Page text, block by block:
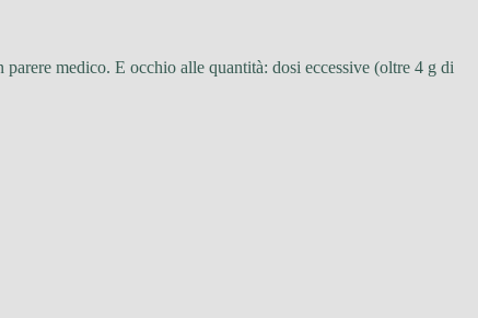
parere medico. E occhio alle quantità: dosi eccessive (oltre 4 g di